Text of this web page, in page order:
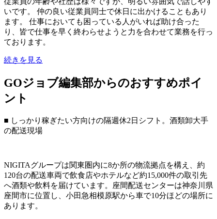
いです。 仲の良い従業員同士で休日に出かけることもあり
ます。 仕事においても困っている人がいれば助け合った
り、皆で仕事を早く終わらせようと力を合わせて業務を行っ
ております。
続きを見る
GOジョブ編集部からのおすすめポイ
ント
■ しっかり稼ぎたい方向けの隔週休2日シフト。酒類卸大手
の配送現場
NIGITAグループは関東圏内に8か所の物流拠点を構え、約
120台の配送車両で飲食店やホテルなど約15,000件の取引先
へ酒類や飲料を届けています。座間配送センターは神奈川県
座間市に位置し、小田急相模原駅から車で10分ほどの場所に
あります。